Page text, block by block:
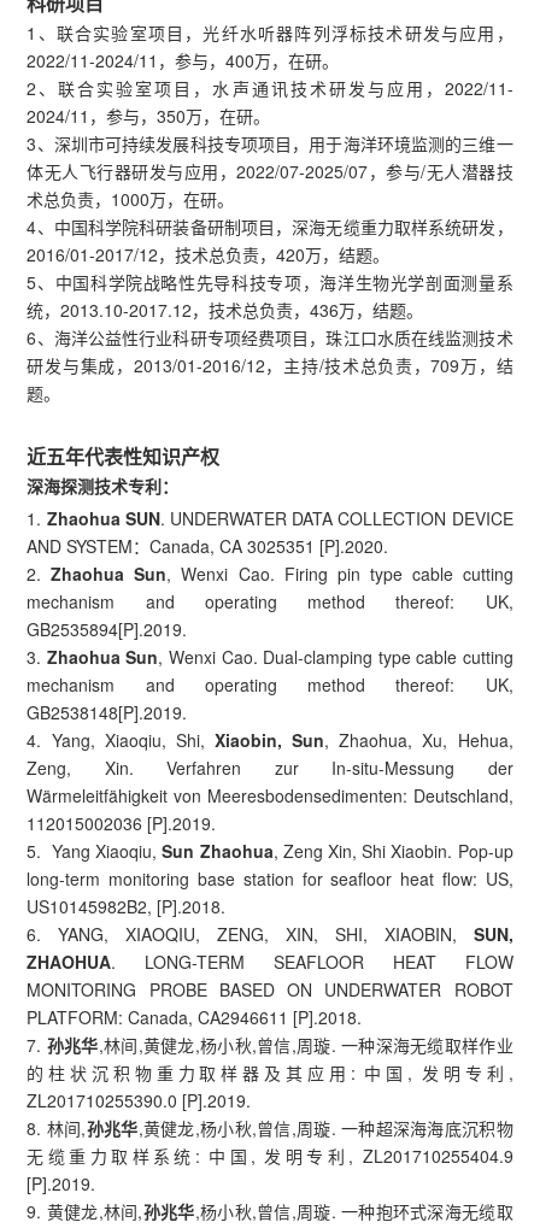
1、联合实验室项目，光纤水听器阵列浮标技术研发与应用，
2022/11-2024/11，参与，400万，在研。
2、联合实验室项目，水声通讯技术研发与应用，2022/11-
2024/11，参与，350万，在研。
3、深圳市可持续发展科技专项项目，用于海洋环境监测的三维一
体无人飞行器研发与应用，2022/07-2025/07，参与/无人潜器技
术总负责，1000万，在研。
4、中国科学院科研装备研制项目，深海无缆重力取样系统研发，
2016/01-2017/12，技术总负责，420万，结题。
5、中国科学院战略性先导科技专项，海洋生物光学剖面测量系
统，2013.10-2017.12，技术总负责，436万，结题。
6、海洋公益性行业科研专项经费项目，珠江口水质在线监测技术
研发与集成，2013/01-2016/12，主持/技术总负责，709万，结
题。
近五年代表性知识产权
深海探测技术专利：
1. Zhaohua SUN. UNDERWATER DATA COLLECTION DEVICE
AND SYSTEM：Canada, CA 3025351 [P].2020.
2.Zhaohua Sun, Wenxi Cao. Firing pin type cable cutting
mechanism and operating method thereof: UK,
GB2535894[P].2019.
3. Zhaohua Sun, Wenxi Cao. Dual-clamping type cable cutting
mechanism and operating method thereof: UK,
GB2538148[P].2019.
4. Yang, Xiaoqiu, Shi, Xiaobin, Sun, Zhaohua, Xu, Hehua,
Zeng, Xin. Verfahren zur In-situ-Messung der
Wärmeleitfähigkeit von Meeresbodensedimenten: Deutschland,
112015002036 [P].2019.
5. Yang Xiaoqiu,Sun Zhaohua, Zeng Xin, Shi Xiaobin. Pop-up
long-term monitoring base station for seafloor heat flow: US,
US10145982B2, [P].2018.
6. YANG, XIAOQIU, ZENG, XIN, SHI, XIAOBIN, SUN,
ZHAOHUA. LONG-TERM SEAFLOOR HEAT FLOW
MONITORING PROBE BASED ON UNDERWATER ROBOT
PLATFORM: Canada, CA2946611 [P].2018.
7. 孙兆华,林间,黄健龙,杨小秋,曾信,周璇. 一种深海无缆取样作业
的柱状沉积物重力取样器及其应用: 中国, 发明专利,
ZL201710255390.0 [P].2019.
8. 林间,孙兆华,黄健龙,杨小秋,曾信,周璇. 一种超深海海底沉积物
无缆重力取样系统: 中国, 发明专利, ZL201710255404.9
[P].2019.
9. 黄健龙,林间,孙兆华,杨小秋,曾信,周璇. 一种抱环式深海无缆取